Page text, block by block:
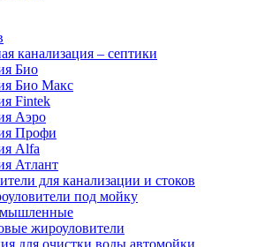
канализация – септики
Био
Био Макс
Fintek
Аэро
Профи
Alfa
Атлант
для канализации и стоков
под мойку
жироуловители
для очистки воды автомойки